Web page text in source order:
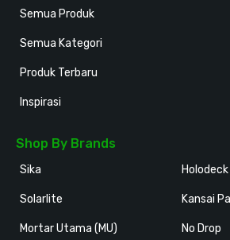
Semua Produk
Semua Kategori
Produk Terbaru
Inspirasi
Shop By Brands
Sika
Solarlite
Mortar Utama (MU)
Holodeck
Kansai
No Drop